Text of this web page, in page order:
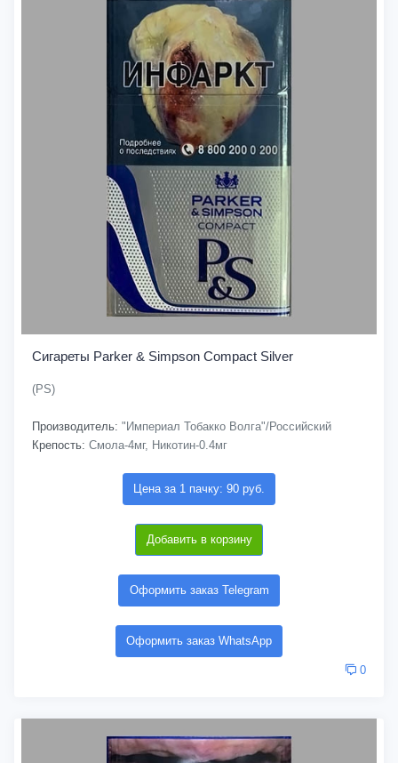
Сигареты Parker & Simpson Compact Silver
(PS)
Производитель: "Империал Тобакко Волга"/Российский
Крепость: Смола-4мг, Никотин-0.4мг
Цена за 1 пачку: 90 руб.
Добавить в корзину
Оформить заказ Telegram
Оформить заказ WhatsApp
0